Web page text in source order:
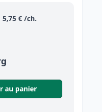
5,75 € /ch.
au panier,